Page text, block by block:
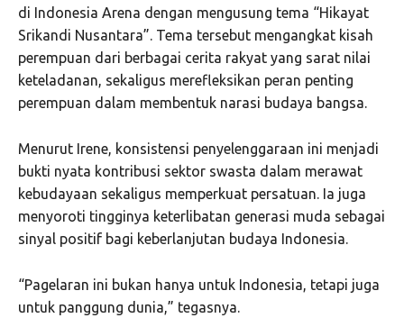
di Indonesia Arena dengan mengusung tema “Hikayat
Srikandi Nusantara”. Tema tersebut mengangkat kisah
perempuan dari berbagai cerita rakyat yang sarat nilai
keteladanan, sekaligus merefleksikan peran penting
perempuan dalam membentuk narasi budaya bangsa.
Menurut Irene, konsistensi penyelenggaraan ini menjadi
bukti nyata kontribusi sektor swasta dalam merawat
kebudayaan sekaligus memperkuat persatuan. Ia juga
menyoroti tingginya keterlibatan generasi muda sebagai
sinyal positif bagi keberlanjutan budaya Indonesia.
“Pagelaran ini bukan hanya untuk Indonesia, tetapi juga
untuk panggung dunia,” tegasnya.